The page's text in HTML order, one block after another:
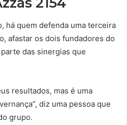
há quem defenda uma terceira
afastar os dois fundadores do
das sinergias que
resultados, mas é uma
diz uma pessoa que
grupo.